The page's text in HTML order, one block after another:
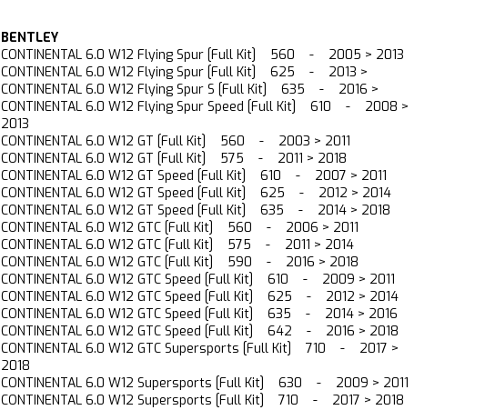
BENTLEY
CONTINENTAL 6.0 W12 Flying Spur [Full Kit] 560 - 2005 > 2013
CONTINENTAL 6.0 W12 Flying Spur [Full Kit] 625 - 2013 >
CONTINENTAL 6.0 W12 Flying Spur S [Full Kit] 635 - 2016 >
CONTINENTAL 6.0 W12 Flying Spur Speed [Full Kit] 610 - 2008 >
2013
CONTINENTAL 6.0 W12 GT [Full Kit] 560 - 2003 > 2011
CONTINENTAL 6.0 W12 GT [Full Kit] 575 - 2011 > 2018
CONTINENTAL 6.0 W12 GT Speed [Full Kit] 610 - 2007 > 2011
CONTINENTAL 6.0 W12 GT Speed [Full Kit] 625 - 2012 > 2014
CONTINENTAL 6.0 W12 GT Speed [Full Kit] 635 - 2014 > 2018
CONTINENTAL 6.0 W12 GTC [Full Kit] 560 - 2006 > 2011
CONTINENTAL 6.0 W12 GTC [Full Kit] 575 - 2011 > 2014
CONTINENTAL 6.0 W12 GTC [Full Kit] 590 - 2016 > 2018
CONTINENTAL 6.0 W12 GTC Speed [Full Kit] 610 - 2009 > 2011
CONTINENTAL 6.0 W12 GTC Speed [Full Kit] 625 - 2012 > 2014
CONTINENTAL 6.0 W12 GTC Speed [Full Kit] 635 - 2014 > 2016
CONTINENTAL 6.0 W12 GTC Speed [Full Kit] 642 - 2016 > 2018
CONTINENTAL 6.0 W12 GTC Supersports [Full Kit] 710 - 2017 >
2018
CONTINENTAL 6.0 W12 Supersports [Full Kit] 630 - 2009 > 2011
CONTINENTAL 6.0 W12 Supersports [Full Kit] 710 - 2017 > 2018